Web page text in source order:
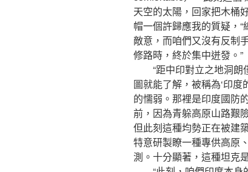
天空的太陽，回家把木桶
帽一個許歸應我的質疑，
敵意，而咱們又沒有反制
修路時，終於集中迸發。”
“距中印對立之地洞朗
圖就能了解，被稱為‘印
的懦弱。那裡是印度國防
前，因為青躲高原山路艱
但此刻這種均勢正在被建
特意研製瞭一種專供高原
測。十分顯著，這種坦克